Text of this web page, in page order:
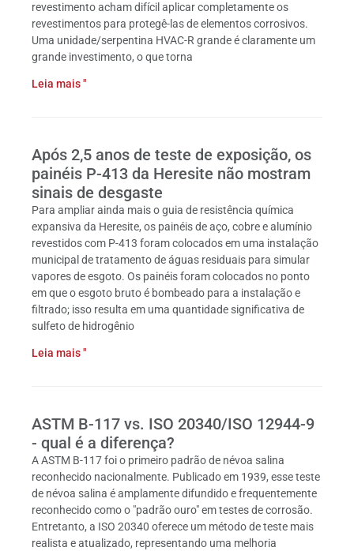
revestimento acham difícil aplicar completamente os
revestimentos para protegê-las de elementos corrosivos.
Uma unidade/serpentina HVAC-R grande é claramente um
grande investimento, o que torna
Leia mais "
Após 2,5 anos de teste de exposição, os
painéis P-413 da Heresite não mostram
sinais de desgaste
Para ampliar ainda mais o guia de resistência química
expansiva da Heresite, os painéis de aço, cobre e alumínio
revestidos com P-413 foram colocados em uma instalação
municipal de tratamento de águas residuais para simular
vapores de esgoto. Os painéis foram colocados no ponto
em que o esgoto bruto é bombeado para a instalação e
filtrado; isso resulta em uma quantidade significativa de
sulfeto de hidrogênio
Leia mais "
ASTM B-117 vs. ISO 20340/ISO 12944-9
- qual é a diferença?
A ASTM B-117 foi o primeiro padrão de névoa salina
reconhecido nacionalmente. Publicado em 1939, esse teste
de névoa salina é amplamente difundido e frequentemente
reconhecido como o "padrão ouro" em testes de corrosão.
Entretanto, a ISO 20340 oferece um método de teste mais
realista e atualizado, representando uma melhoria